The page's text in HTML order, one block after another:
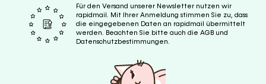
Für den Versand unserer Newsletter nutzen wir
rapidmail. Mit Ihrer Anmeldung stimmen Sie zu, dass
die eingegebenen Daten an rapidmail übermittelt
werden. Beachten Sie bitte auch die AGB und
Datenschutzbestimmungen.